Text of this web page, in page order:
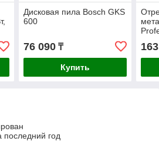
Дисковая пила Bosch GKS
600
76 090₸
Купить
последний год